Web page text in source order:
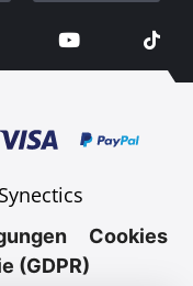
Synectics
Cookies
(GDPR)